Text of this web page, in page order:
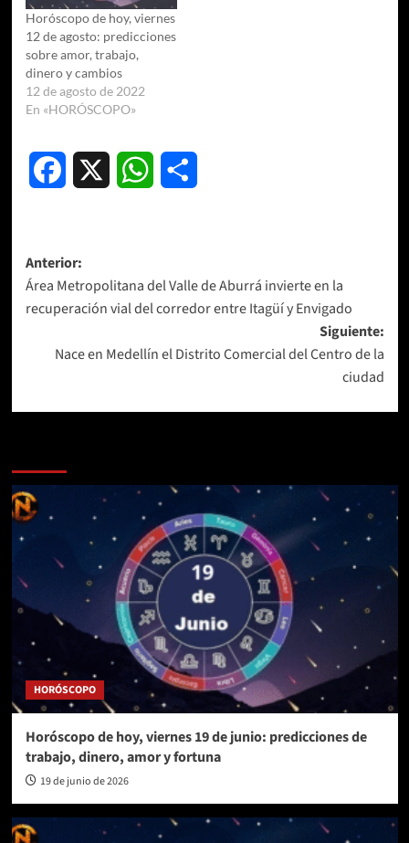
Horóscopo de hoy, viernes
12 de agosto: predicciones
sobre amor, trabajo,
dinero y cambios
12 de agosto de 2022
En «HORÓSCOPO»
Facebook WhatsApp
Navegación
de
entradas
Anterior:
Área Metropolitana del Valle de Aburrá invierte en la
recuperación vial del corredor entre Itagüí y Envigado
Siguiente:
Nace en Medellín el Distrito Comercial del Centro de la
ciudad
HORÓSCOPO
Horóscopo de hoy, viernes 19 de junio: predicciones de
trabajo, dinero, amor y fortuna
19 de junio de 2026